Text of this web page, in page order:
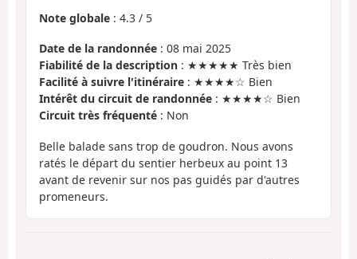
Note globale : 4.3 / 5
Date de la randonnée : 08 mai 2025
Fiabilité de la description : ★★★★★ Très bien
Facilité à suivre l'itinéraire : ★★★★☆ Bien
Intérêt du circuit de randonnée : ★★★★☆ Bien
Circuit très fréquenté : Non
Belle balade sans trop de goudron. Nous avons
ratés le départ du sentier herbeux au point 13
avant de revenir sur nos pas guidés par d'autres
promeneurs.